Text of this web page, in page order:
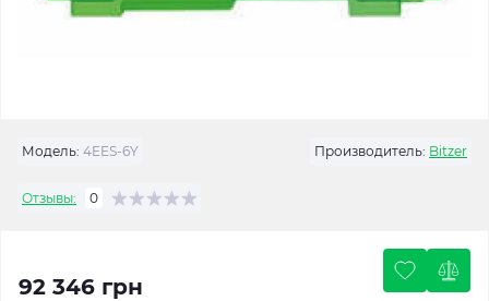
Модель: 4EES-6Y Производитель: Bitzer
Отзывы: 0
92 346 грн